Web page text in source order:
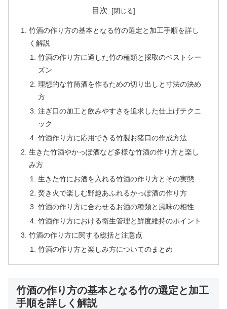
目次
竹酒の作り方の基本となる竹の選定と加工手順を詳し
く解説
竹酒の作り方に適した竹の種類と採取のベストシー
ズン
理想的な竹筒酒を作るための切り出しと寸法の決め
方
注ぎ口の加工と飲みやすさを追求した仕上げテクニ
ック
竹酒作り方に応用できる竹製お猪口の作成方法
生きた竹酒やかっぽ酒など多様な竹酒の作り方と楽し
み方
生きた竹にお酒を入れる竹酒の作り方とその実態
焚き火で楽しむ野趣あふれるかっぽ酒の作り方
竹酒の作り方に合わせるお酒の種類と風味の相性
竹酒作り方における衛生管理と鮮度維持のポイント
竹酒の作り方に関する総括と注意点
竹酒の作り方と楽しみ方についてのまとめ
竹酒の作り方の基本となる竹の選定と加工
手順を詳しく解説